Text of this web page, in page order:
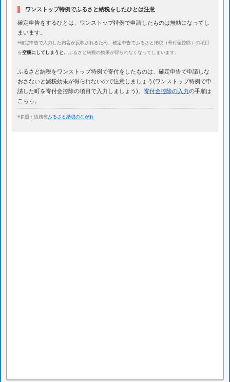
ワンストップ特例でふるさと納税をしたひとは注意
確定申告をするひとは、ワンストップ特例で申請したものは無効になってし
まいます。
※確定申告で入力した内容が反映されるため、確定申告でふるさと納税（寄付金控除）の項目
を空欄にしてしまうと、 ふるさと納税の効果が得られなくなってしまいます。
ふるさと納税をワンストップ特例で寄付をしたものは、確定申告で申請しな
おさないと減税効果が得られないので注意しましょう(ワンストップ特例で申
請した町を寄付金控除の項目で入力しましょう)。 寄付金控除の入力の手順は
こちら。
※参照：総務省ふるさと納税のながれ